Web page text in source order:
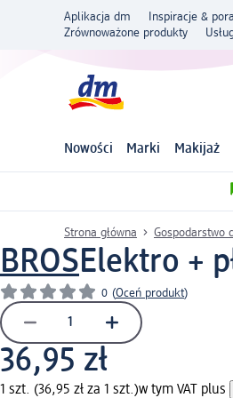
Aplikacja dm Inspiracje &
Zrównoważone produkty
Nowości Marki Makijaż
Strona główna Gospodarstwo
BROSElektro +
0 (Oceń produkt)
36,95 zł
1 szt. (36,95 zł za 1 szt.)w tym VAT plus